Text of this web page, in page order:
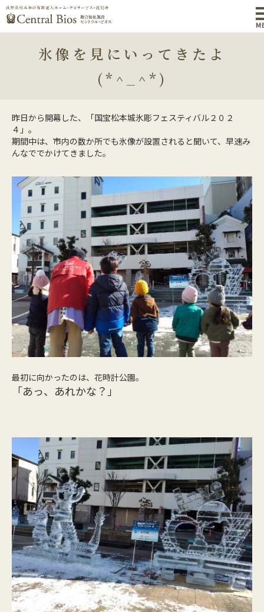
氷像を見にいってきたよ
(*^_^*)
昨日から開幕した、「国宝松本城氷彫フェスティバル２０２
４」。
期間中は、市内の数か所でも氷像が設置されると聞いて、早速み
んなででかけてきました。
最初に向かったのは、花時計公園。
「あっ、あれかな？」